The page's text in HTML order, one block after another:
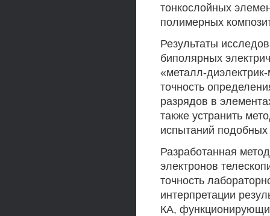
тонкослойных
полимерных
Результаты
биполярных
«металл-
точность
разрядов в
также устранить
испытаний подобных
Разработанная
электронов
точность
интерпретации
КА,